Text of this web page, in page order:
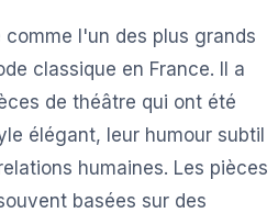
l'un des plus grands
classique en France. Il a
de théâtre qui ont été
élégant, leur humour subtil
humaines. Les pièces
basées sur des